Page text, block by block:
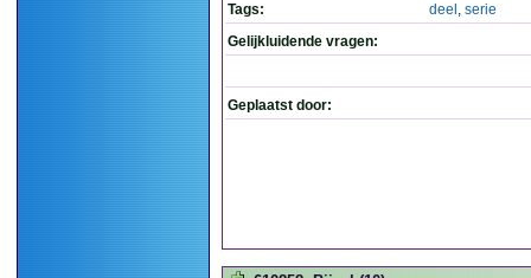
Tags:
deel , serie
Gelijkluidende vragen:
Geplaatst door: